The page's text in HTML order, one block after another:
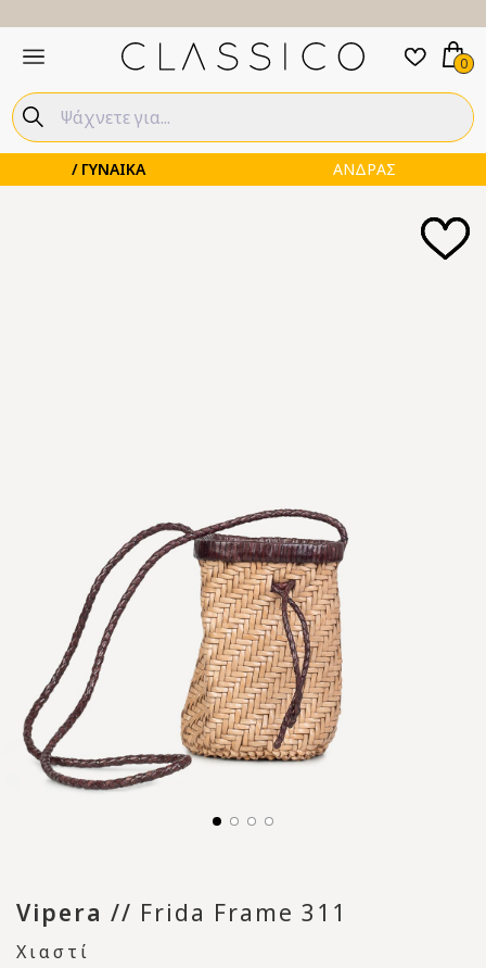
ΓΥΝΑΙΚΑ ΑΝΔΡΑΣ
0
Vipera // Frida Frame 311
Χιαστί